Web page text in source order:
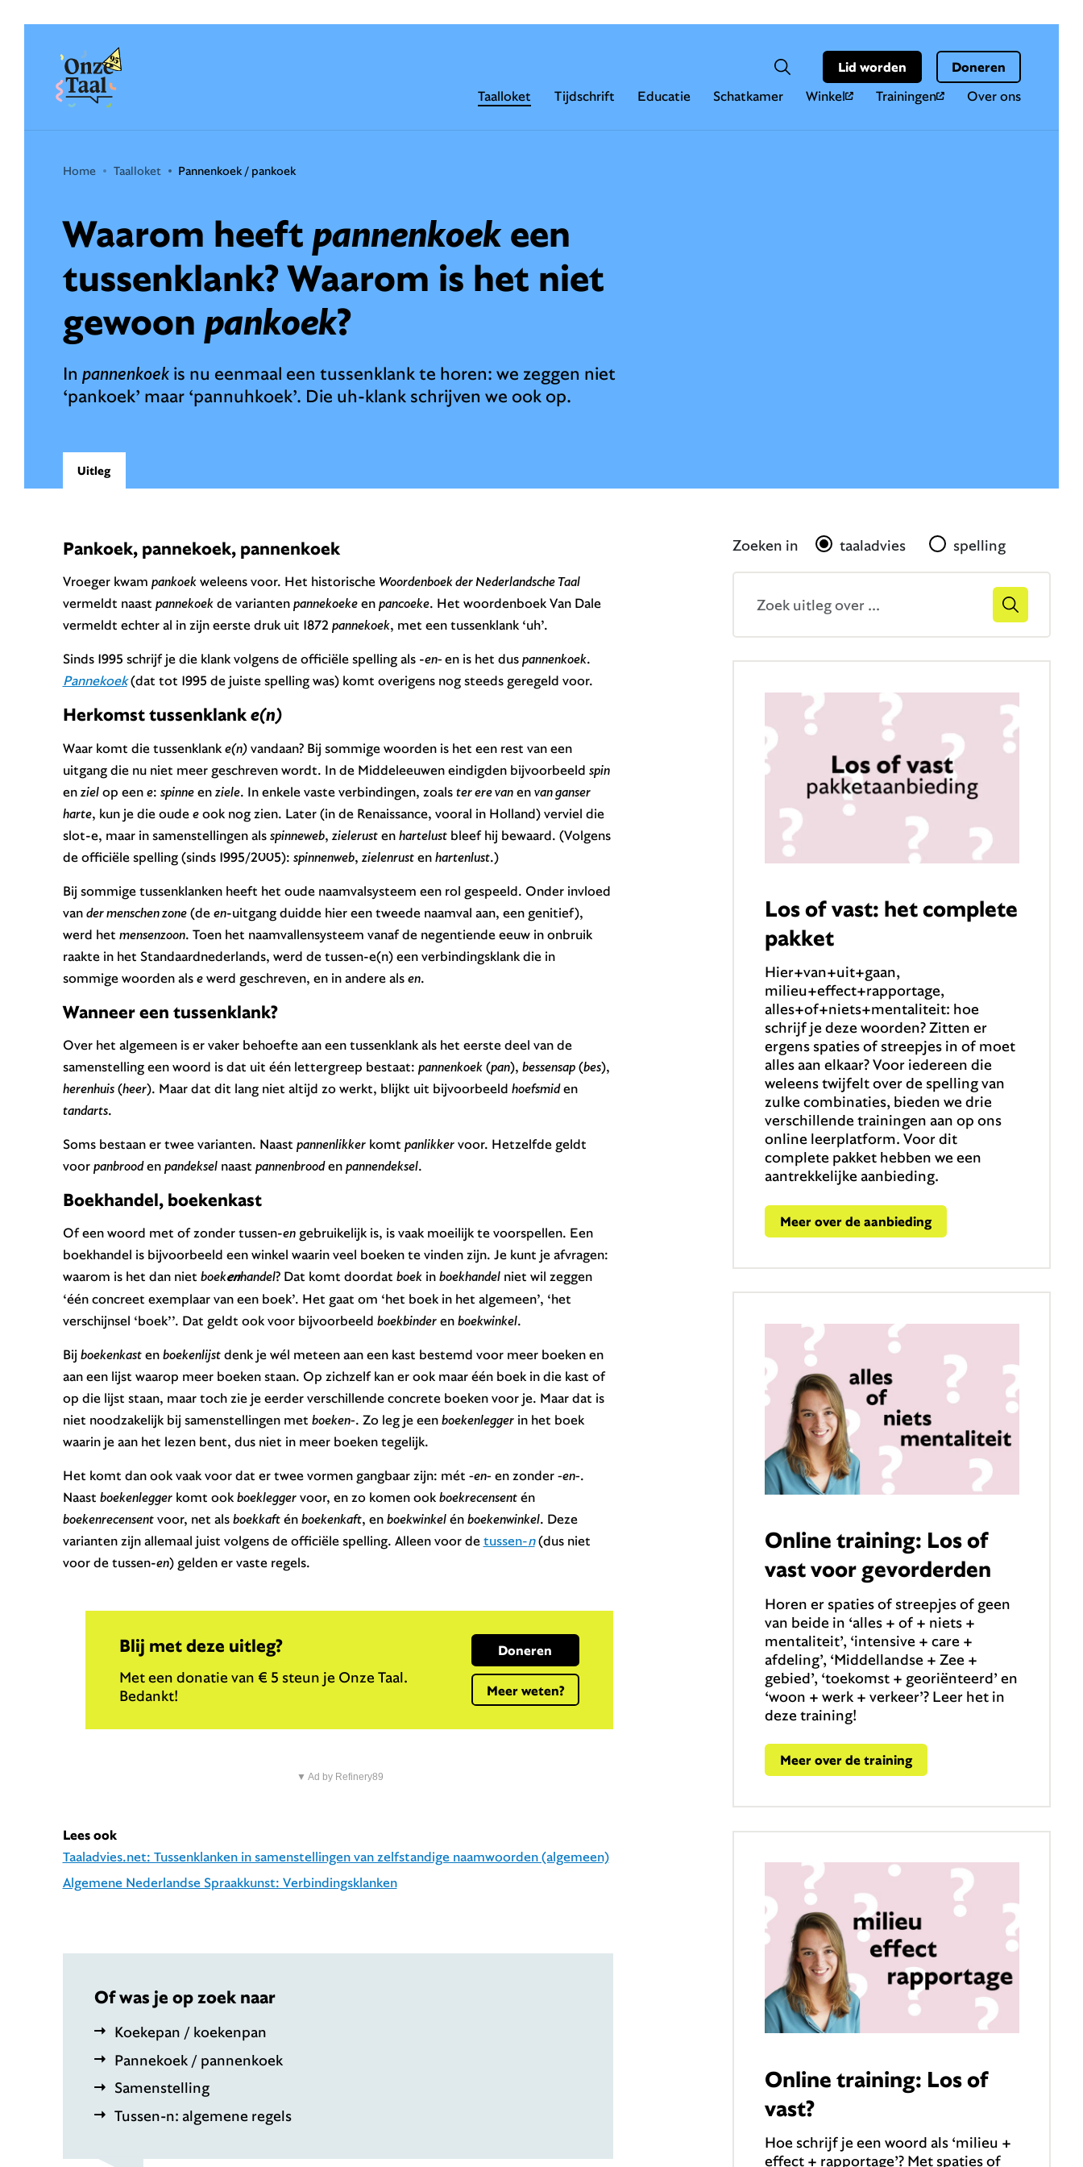
Onze Taal
Taalloket Tijdschrift Educatie Schatkamer Winkel Trainingen Over ons
Zoeken
ZoekveldLid worden Doneren
Home Taalloket Pannenkoek / pankoek
Waarom heeft pannenkoekeen
tussenklank? Waarom is het niet
gewoon pankoek?
In pannenkoekis nu eenmaal een tussenklank te horen: we zeggen niet
‘pankoek’ maar ‘pannuhkoek’. Die uh-klank schrijven we ook op.
Uitleg
Pankoek, pannekoek, pannenkoek
Vroeger kwam pankoekweleens voor. Het historische Woordenboek der Nederlandsche Taal
vermeldt naast pannekoekde variantenpannekoekeenpancoeke. Het woordenboek Van Dale
vermeldt echter al in zijn eerste druk uit 1872 pannekoek, met een tussenklank ‘uh’.
Sinds 1995 schrijf je die klank volgens de officiële spelling als -en-en is het duspannenkoek.
Pannekoek(dat tot 1995 de juiste spelling was) komt overigens nog steeds geregeld voor.
Herkomst tussenklanke(n)
Waar komt die tussenklanke(n)vandaan? Bij sommige woorden is het een rest van een
uitgang die nu niet meer geschreven wordt. In de Middeleeuwen eindigden bijvoorbeeld spin
enzielop eene: spinneenziele. In enkele vaste verbindingen, zoalster ere vanenvan ganser
harte, kun je die oudeeook nog zien. Later (in de Renaissance, vooral in Holland) verviel die
slot-e, maar in samenstellingen alsspinneweb, zielerustenhartelustbleef hij bewaard. (Volgens
de officiële spelling (sinds 1995/2005): spinnenweb, zielenrustenhartenlust.)
Bij sommige tussenklanken heeft het oude naamvalsysteem een rol gespeeld. Onder invloed
vander menschen zone(deen-uitgang duidde hier een tweede naamval aan, een genitief),
werd het mensenzoon. Toen het naamvallensysteem vanaf de negentiende eeuw in onbruik
raakte in het Standaardnederlands, werd de tussen-e(n) een verbindingsklank die in
sommige woorden alsewerd geschreven, en in andere alsen.
Wanneer een tussenklank?
Over het algemeen is er vaker behoefte aan een tussenklank als het eerste deel van de
samenstelling een woord is dat uit één lettergreep bestaat: pannenkoek(pan), bessensap(bes),
herenhuis(heer). Maar dat dit lang niet altijd zo werkt, blijkt uit bijvoorbeeld hoefsmiden
tandarts.
Soms bestaan er twee varianten. Naast pannenlikkerkomt panlikkervoor. Hetzelfde geldt
voorpanbroodenpandekselnaast pannenbroodenpannendeksel.
Boekhandel, boekenkast
Of een woord met of zonder tussen-engebruikelijk is, is vaak moeilijk te voorspellen. Een
boekhandel is bijvoorbeeld een winkel waarin veel boeken te vinden zijn. Je kunt je afvragen:
waarom is het dan niet boekenhandel? Dat komt doordat boekinboekhandelniet wil zeggen
‘één concreet exemplaar van een boek’. Het gaat om ‘het boek in het algemeen’, ‘het
verschijnsel ‘boek’’. Dat geldt ook voor bijvoorbeeld boekbinderenboekwinkel.
Bijboekenkastenboekenlijstdenk je wél meteen aan een kast bestemd voor meer boeken en
aan een lijst waarop meer boeken staan. Op zichzelf kan er ook maar één boek in die kast of
op die lijst staan, maar toch zie je eerder verschillende concrete boeken voor je. Maar dat is
niet noodzakelijk bij samenstellingen met boeken-. Zo leg je eenboekenleggerin het boek
waarin je aan het lezen bent, dus niet in meer boeken tegelijk.
Het komt dan ook vaak voor dat er twee vormen gangbaar zijn: mét -en-en zonder-en-.
Naast boekenleggerkomt ookboekleggervoor, en zo komen ookboekrecensentén
boekenrecensentvoor, net alsboekkafténboekenkaft, enboekwinkelénboekenwinkel. Deze
varianten zijn allemaal juist volgens de officiële spelling. Alleen voor detussen-n(dus niet
voor de tussen-en) gelden er vaste regels.
Blij met deze uitleg?
Met een donatie van € 5 steun je Onze Taal.
Bedankt!
Doneren
Meer weten?
▼ Ad by Refinery89
Lees ook
Taaladvies.net: Tussenklanken in samenstellingen van zelfstandige naamwoorden (algemeen)
Algemene Nederlandse Spraakkunst: Verbindingsklanken
Of was je op zoek naar
Koekepan / koekenpan
Pannekoek / pannenkoek
Samenstelling
Tussen-n: algemene regels
Gerelateerd
Zoeken in taaladvies spelling
Zoekveld
Zoek
Los of vast: het complete
pakket
Hier+van+uit+gaan,
milieu+effect+rapportage,
alles+of+niets+mentaliteit: hoe
schrijf je deze woorden? Zitten er
ergens spaties of streepjes in of moet
alles aan elkaar? Voor iedereen die
weleens twijfelt over de spelling van
zulke combinaties, bieden we drie
verschillende trainingen aan op ons
online leerplatform. Voor dit
complete pakket hebben we een
aantrekkelijke aanbieding.
Meer over de aanbieding
Online training: Los of
vast voor gevorderden
Horen er spaties of streepjes of geen
van beide in ‘alles + of + niets +
mentaliteit’, ‘intensive + care +
afdeling’, ‘Middellandse + Zee +
gebied’, ‘toekomst + georiënteerd’ en
‘woon + werk + verkeer’? Leer het in
deze training!
Meer over de training
Online training: Los of
vast?
Hoe schrijf je een woord als ‘milieu +
effect + rapportage’? Met spaties of